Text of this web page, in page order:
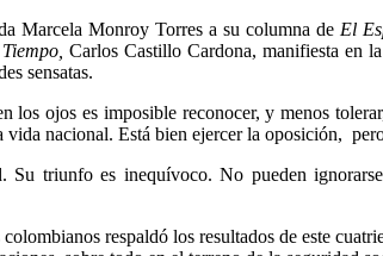
Marcela Monroy Torres a su columna de El
Carlos Castillo Cardona, manifiesta en
sensatas.
los ojos es imposible reconocer, y menos
vida nacional. Está bien ejercer la oposición,
triunfo es inequívoco. No pueden
respaldó los resultados de este